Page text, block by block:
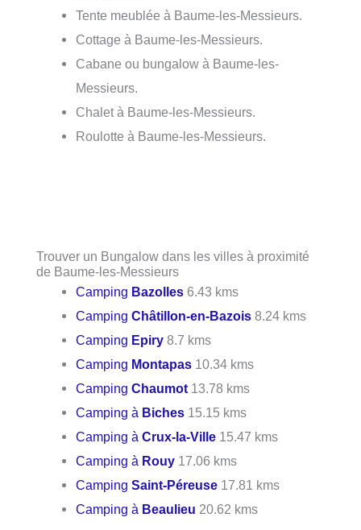
Tente meublée à Baume-les-Messieurs.
Cottage à Baume-les-Messieurs.
Cabane ou bungalow à Baume-les-
Messieurs.
Chalet à Baume-les-Messieurs.
Roulotte à Baume-les-Messieurs.
Trouver un Bungalow dans les villes à proximité
de Baume-les-Messieurs
Camping Bazolles 6.43 kms
CampingChâtillon-en-Bazois 8.24 kms
Camping Epiry 8.7 kms
Camping Montapas 10.34 kms
CampingChaumot 13.78 kms
Camping à Biches 15.15 kms
Camping àCrux-la-Ville 15.47 kms
Camping à Rouy 17.06 kms
CampingSaint-Péreuse 17.81 kms
Camping à Beaulieu 20.62 kms